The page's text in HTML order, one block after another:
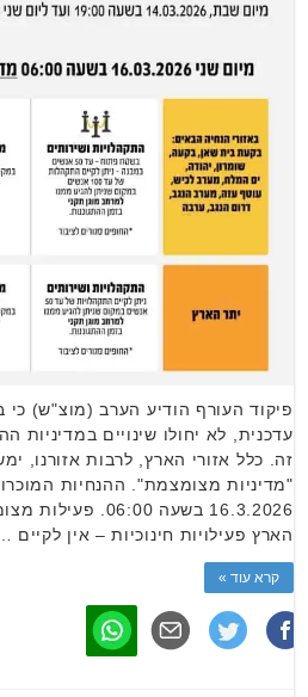
פיקוד העורף הודיע הערב (מוצ"ש)
עדכנית, לא יחולו שינויים במדיניות
זה. כלל אזורי הארץ, לרבות אזורנו,
"מדיניות מצומצמת". ההנחיות
16.3.2026 בשעה
הארץ פעילויות חינוכיות – אין לקיים
קרא עוד »